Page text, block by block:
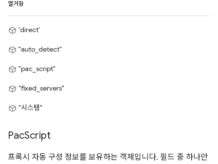
열거형
'direct'
"auto_detect"
"pac_script"
"fixed_servers"
"시스템"
PacScript
프록시 자동 구성 정보를 보유하는 객체입니다. 필드 중 하나만